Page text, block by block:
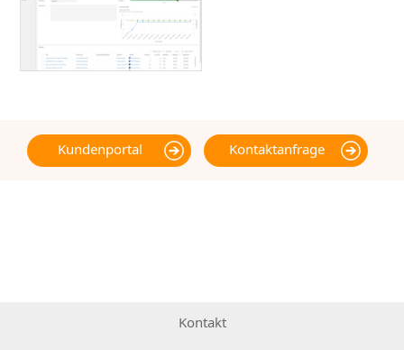
Kundenportal Kontaktanfrage
Kontakt